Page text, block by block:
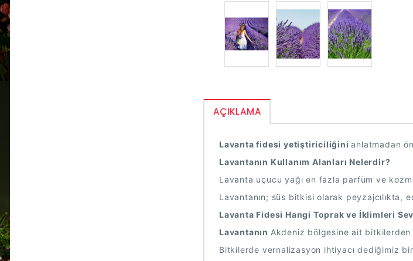
AÇIKLAMA
Lavanta fidesi yetiştiriciliğini anlatmadan
Lavantanın Kullanım Alanları Nelerdir?
Lavanta uçucu yağı en fazla parfüm ve
Lavantanın; süs bitkisi olarak peyzajcılıkta,
Lavanta Fidesi Hangi Toprak ve İklimleri
Lavantanın Akdeniz bölgesine ait bitkilerden
Bitkilerde vernalizasyon ihtiyacı dediğimiz